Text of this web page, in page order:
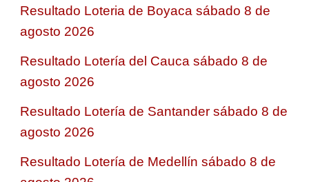
Resultado Loteria de Boyaca sábado 8 de
agosto 2026
Resultado Lotería del Cauca sábado 8 de
agosto 2026
Resultado Lotería de Santander sábado 8 de
agosto 2026
Resultado Lotería de Medellín sábado 8 de